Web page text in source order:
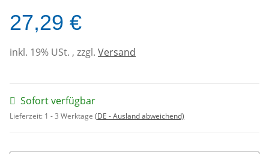
27,29 €
inkl. 19% USt. , zzgl. Versand
Sofort verfügbar
Lieferzeit: 1 - 3 Werktage (DE - Ausland abweichend)